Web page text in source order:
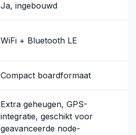
Ja, ingebouwd
WiFi + Bluetooth LE
Compact boardformaat
Extra geheugen, GPS-
integratie, geschikt voor
geavanceerde node-